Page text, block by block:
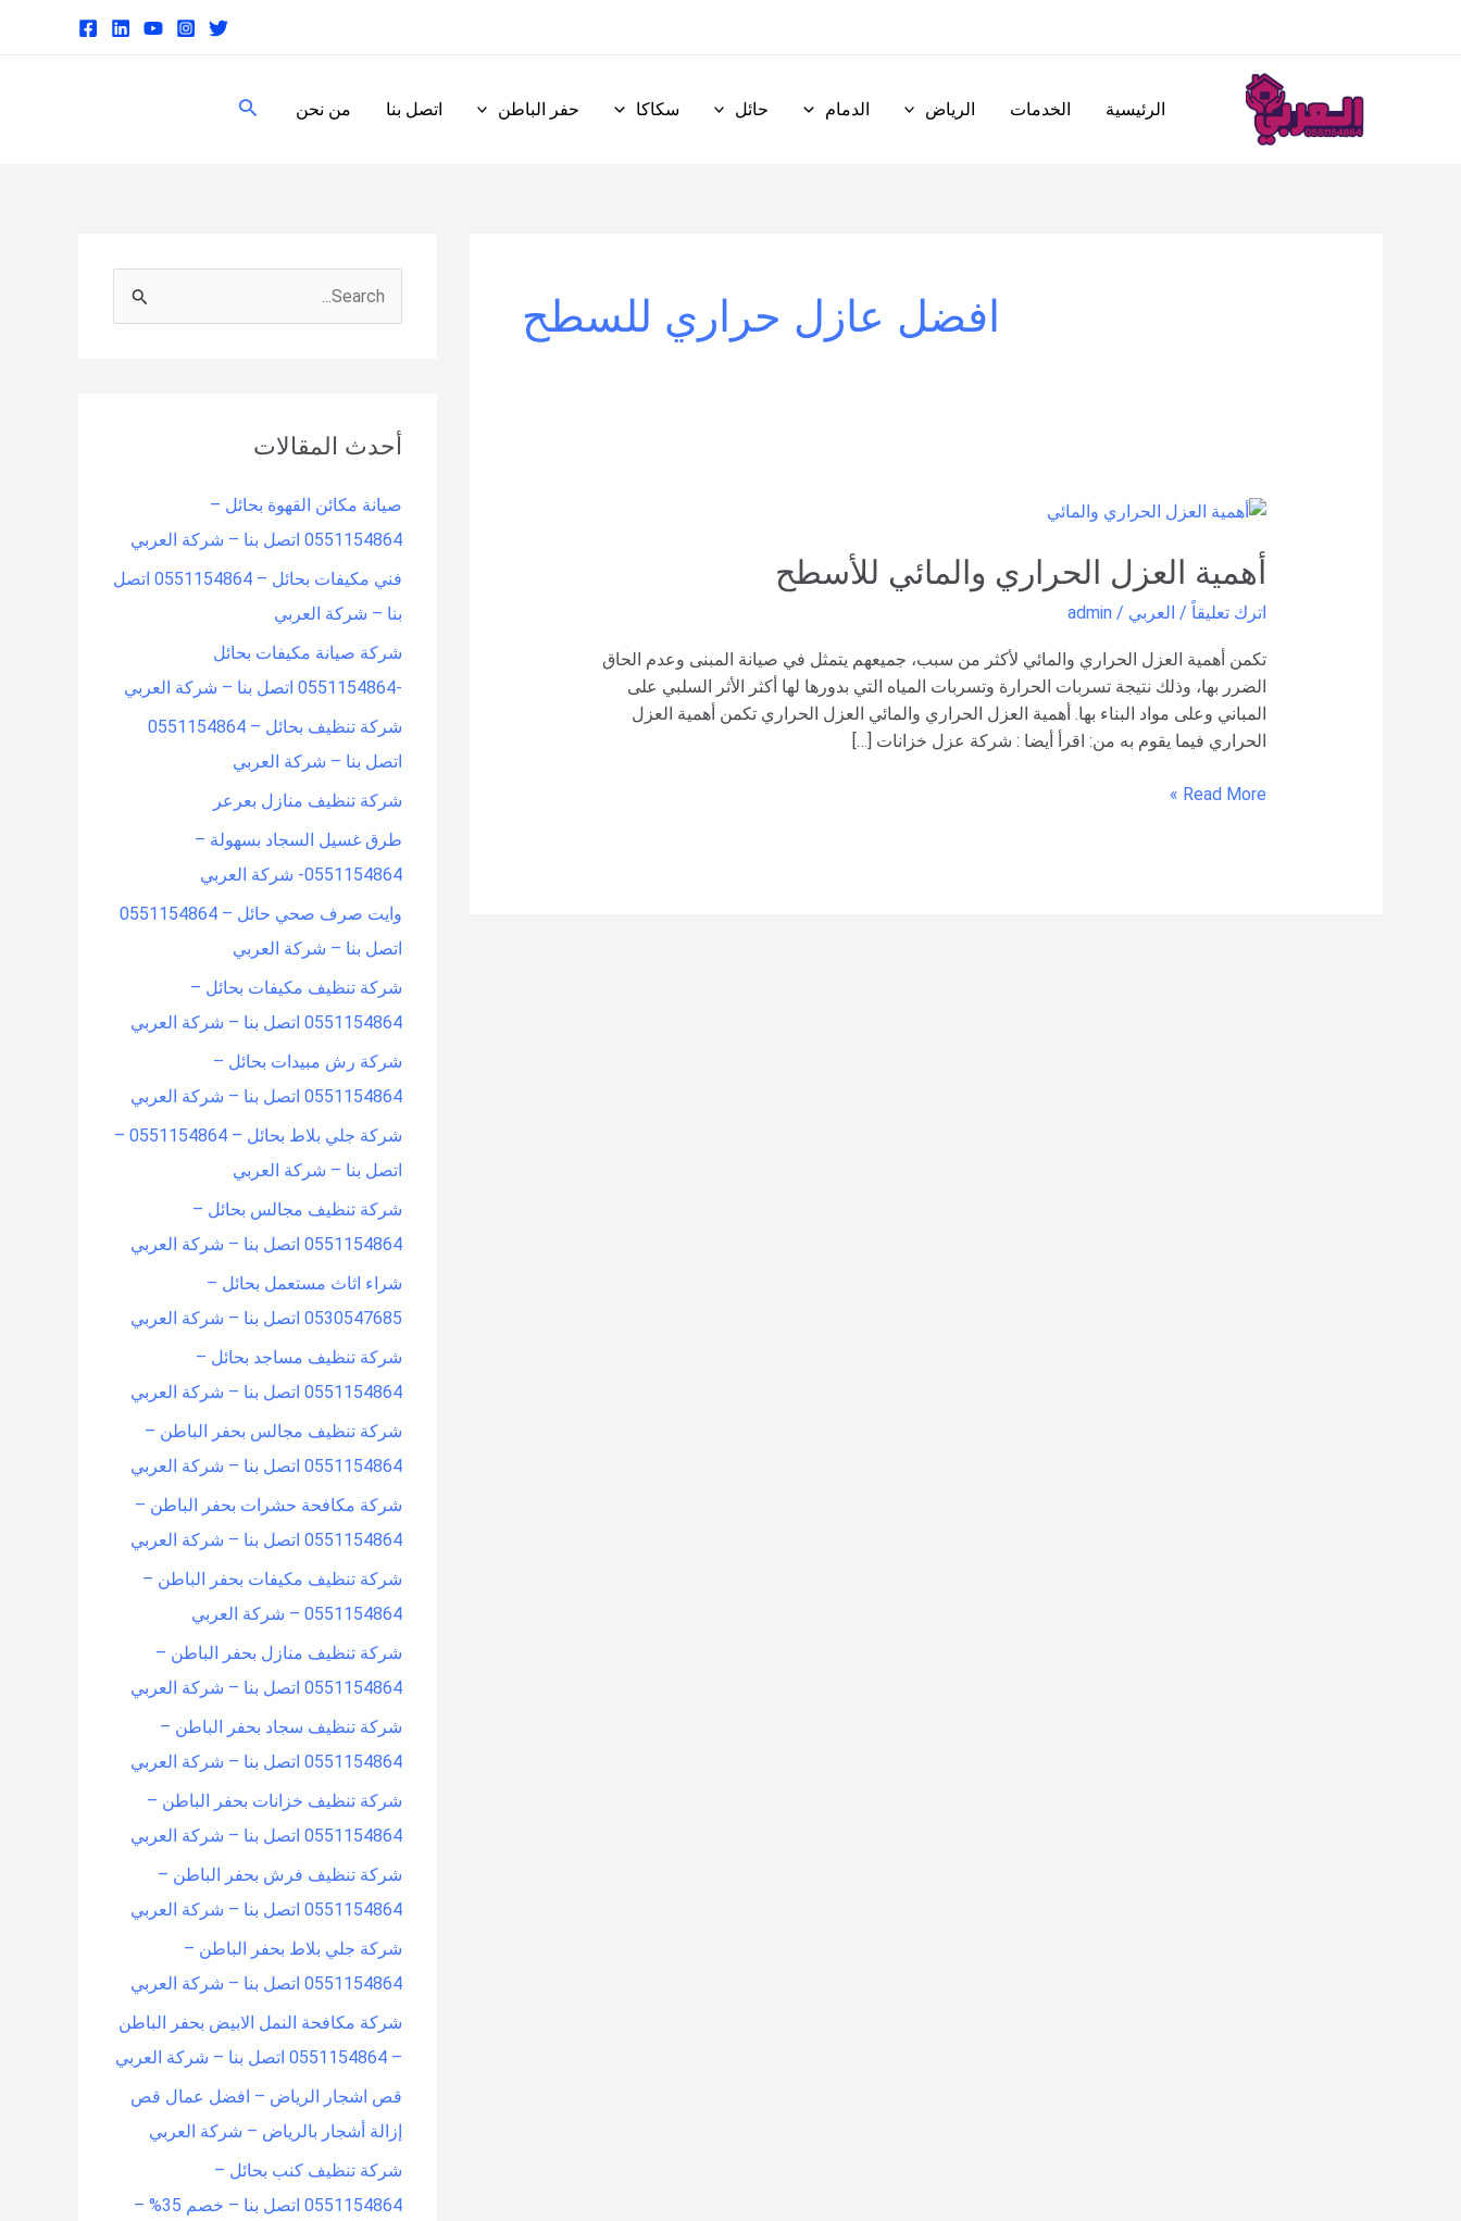
الرئيسية الخدمات الرياض الدمام حائل سكاكا حفر الباطن اتصل بنا من نحن البحث
افضل عازل حراري للسطح
أهمية العزل الحراري والمائي للأسطح
اترك تعليقاً / العربي /
admin
تكمن أهمية العزل الحراري والمائي لأكثر من سبب، جميعهم يتمثل في صيانة المبنى وعدم الحاق
الضرر بها، وذلك نتيجة تسربات الحرارة وتسربات المياه التي بدورها لها أكثر الأثر السلبي على
المباني وعلى مواد البناء بها. أهمية العزل الحراري والمائي العزل الحراري تكمن أهمية العزل
الحراري فيما يقوم به من: اقرأ أيضا : شركة عزل خزانات […]
أهمية
الحراري
والمائي
للأسطح
Read More »
c
f
o
r
:
أحدث المقالات
صيانة مكائن القهوة بحائل –
0551154864 اتصل بنا – شركة العربي
فني مكيفات بحائل – 0551154864 اتصل
بنا – شركة العربي
شركة صيانة مكيفات بحائل
-0551154864 اتصل بنا – شركة العربي
شركة تنظيف بحائل – 0551154864
اتصل بنا – شركة العربي
شركة تنظيف منازل بعرعر
طرق غسيل السجاد بسهولة –
0551154864- شركة العربي
وايت صرف صحي حائل – 0551154864
اتصل بنا – شركة العربي
شركة تنظيف مكيفات بحائل –
0551154864 اتصل بنا – شركة العربي
شركة رش مبيدات بحائل –
0551154864 اتصل بنا – شركة العربي
شركة جلي بلاط بحائل – 0551154864 –
اتصل بنا – شركة العربي
شركة تنظيف مجالس بحائل –
0551154864 اتصل بنا – شركة العربي
شراء اثاث مستعمل بحائل –
0530547685 اتصل بنا – شركة العربي
شركة تنظيف مساجد بحائل –
0551154864 اتصل بنا – شركة العربي
شركة تنظيف مجالس بحفر الباطن –
0551154864 اتصل بنا – شركة العربي
شركة مكافحة حشرات بحفر الباطن –
0551154864 اتصل بنا – شركة العربي
شركة تنظيف مكيفات بحفر الباطن –
0551154864 – شركة العربي
شركة تنظيف منازل بحفر الباطن –
0551154864 اتصل بنا – شركة العربي
شركة تنظيف سجاد بحفر الباطن –
0551154864 اتصل بنا – شركة العربي
شركة تنظيف خزانات بحفر الباطن –
0551154864 اتصل بنا – شركة العربي
شركة تنظيف فرش بحفر الباطن –
0551154864 اتصل بنا – شركة العربي
شركة جلي بلاط بحفر الباطن –
0551154864 اتصل بنا – شركة العربي
شركة مكافحة النمل الابيض بحفر الباطن
– 0551154864 اتصل بنا – شركة العربي
قص اشجار الرياض – افضل عمال قص
إزالة أشجار بالرياض – شركة العربي
شركة تنظيف كنب بحائل –
0551154864 اتصل بنا – خصم 35% –